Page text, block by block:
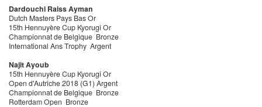
Dardouchi Raiss Ayman
Dutch Masters Pays Bas Or
15th Hennuyère Cup Kyorugi Or
Championnat de Belgique Bronze
International Ans Trophy Argent
Najit Ayoub
15th Hennuyère Cup Kyorugi Or
Open d'Autriche 2018 (G1) Argent
Championnat de Belgique Bronze
Rotterdam Open Bronze